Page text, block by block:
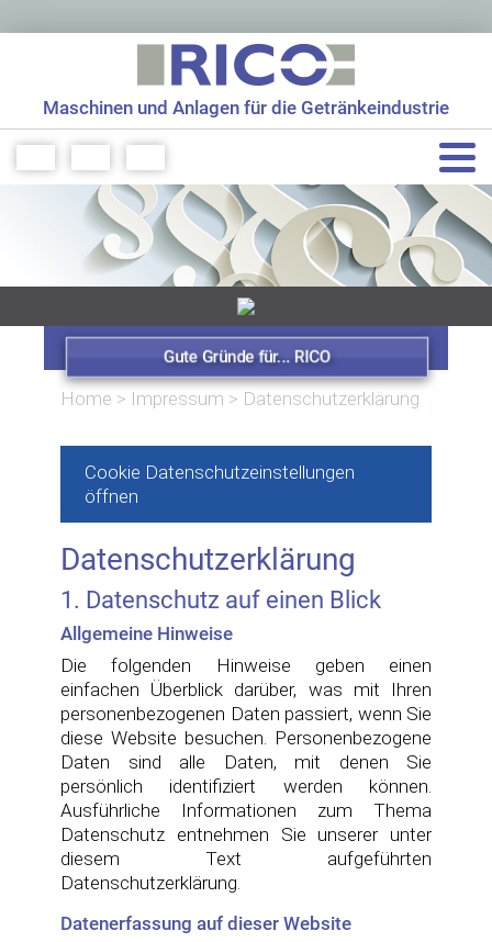
Maschinen und Anlagen für die Getränkeindustrie
+49 7961 56499 0
info[at]rico-maschinenbau.de
Gute Gründe für... RICO
Home > Impressum > Datenschutzerklärung
Cookie Datenschutzeinstellungen
öffnen
Datenschutzerklärung
1. Datenschutz auf einen Blick
Allgemeine Hinweise
Die folgenden Hinweise geben einen
einfachen Überblick darüber, was mit Ihren
personenbezogenen Daten passiert, wenn Sie
diese Website besuchen. Personenbezogene
Daten sind alle Daten, mit denen Sie
persönlich identifiziert werden können.
Ausführliche Informationen zum Thema
Datenschutz entnehmen Sie unserer unter
diesem Text aufgeführten
Datenschutzerklärung.
Datenerfassung auf dieser Website